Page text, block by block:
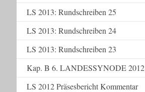
LS 2013: Rundschreiben 25
LS 2013: Rundschreiben 24
LS 2013: Rundschreiben 23
Kap. B 6. LANDESSYNODE 2012
LS 2012 Präsesbericht Kommentar